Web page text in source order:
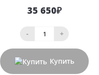
35 650₽
- +
Купить